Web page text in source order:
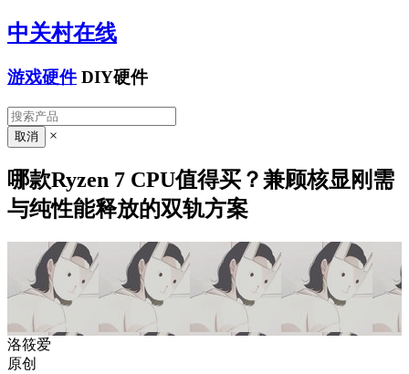
中关村在线
游戏硬件 DIY硬件
×
哪款Ryzen 7 CPU值得买？兼顾核显刚需
与纯性能释放的双轨方案
洛筱爱
原创